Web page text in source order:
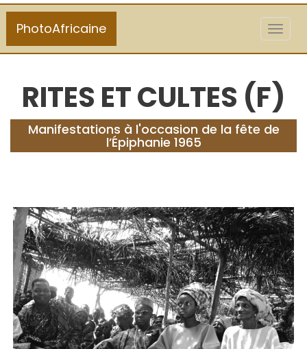
PhotoAfricaine
RITES ET CULTES (F)
Manifestations à l'occasion de la fête de
l’Épiphanie 1965